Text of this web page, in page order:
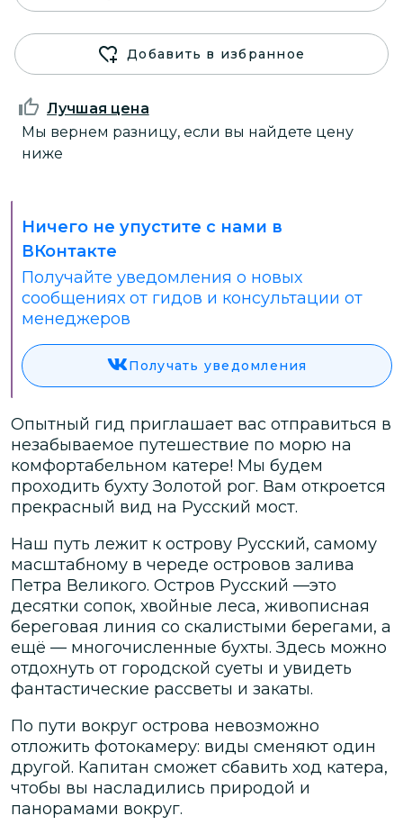
Добавить в избранное
Лучшая цена
Мы вернем разницу, если вы найдете цену
ниже
Ничего не упустите с нами в
ВКонтакте
Получайте уведомления о новых
сообщениях от гидов и консультации от
менеджеров
Получать уведомления
Опытный гид приглашает вас отправиться в
незабываемое путешествие по морю на
комфортабельном катере! Мы будем
проходить бухту Золотой рог. Вам откроется
прекрасный вид на Русский мост.
Наш путь лежит к острову Русский, самому
масштабному в череде островов залива
Петра Великого. Остров Русский —это
десятки сопок, хвойные леса, живописная
береговая линия со скалистыми берегами, а
ещё — многочисленные бухты. Здесь можно
отдохнуть от городской суеты и увидеть
фантастические рассветы и закаты.
По пути вокруг острова невозможно
отложить фотокамеру: виды сменяют один
другой. Капитан сможет сбавить ход катера,
чтобы вы насладились природой и
панорамами вокруг.